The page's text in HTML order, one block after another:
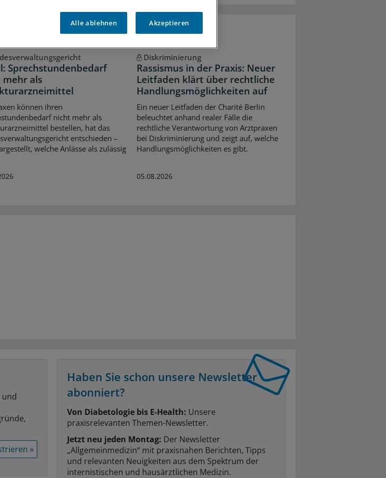
Sprechstundenbedarf
mehr als
können ihren
nicht mehr als
bestellen, hat das
entschieden –
welche Anlässe als zulässig
Diskriminierung
Rassismus in der Praxis: Neuer
Leitfaden klärt über rechtliche
Handlungsmöglichkeiten auf
Ein neuer Leitfaden der Charité Berlin
beleuchtet anhand realer Fälle die
rechtliche Verantwortung von Arztpraxen
bei Diskriminierung und zeigt auf, welche
Handlungsmöglichkeiten es gibt.
05.08.2026
und
»
Haben Sie schon unsere Newsletter
abonniert?
Von Diabetologie bis E-Health: Unsere
praxisrelevanten Themen-Newsletter.
Jetzt neu jeden Montag: Der Newsletter
„Allgemeinmedizin“ mit praxisnahen Berichten, Tipps
und relevanten Neuigkeiten aus dem Spektrum der
internistischen und hausärztlichen Medizin.
Alle ablehnen Akzeptieren